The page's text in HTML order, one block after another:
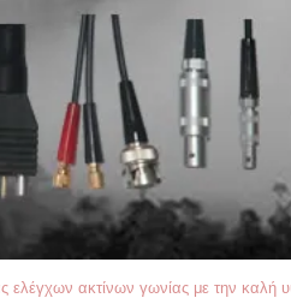
ελέγχων ακτίνων γωνίας με την καλή